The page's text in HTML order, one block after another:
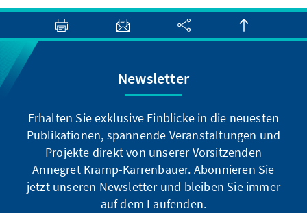
Newsletter
Erhalten Sie exklusive Einblicke in die neuesten
Publikationen, spannende Veranstaltungen und
Projekte direkt von unserer Vorsitzenden
Annegret Kramp-Karrenbauer. Abonnieren Sie
jetzt unseren Newsletter und bleiben Sie immer
auf dem Laufenden.